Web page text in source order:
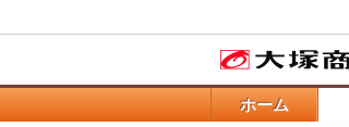
ホーム